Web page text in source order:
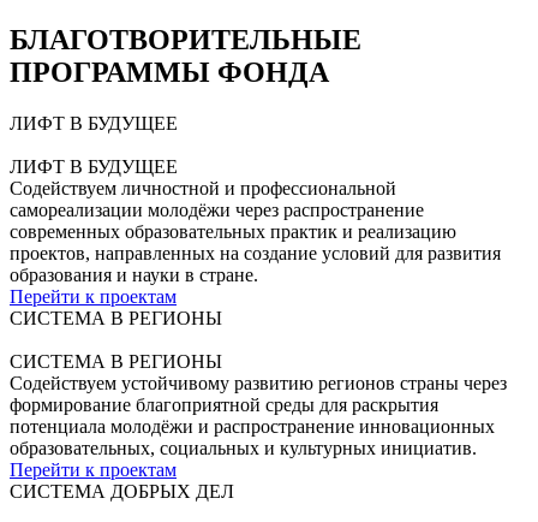
БЛАГОТВОРИТЕЛЬНЫЕ
ПРОГРАММЫ ФОНДА
ЛИФТ В БУДУЩЕЕ
ЛИФТ В БУДУЩЕЕ
Содействуем личностной и профессиональной
самореализации молодёжи через распространение
современных образовательных практик и реализацию
проектов, направленных на создание условий для развития
образования и науки в стране.
Перейти к проектам
СИСТЕМА В РЕГИОНЫ
СИСТЕМА В РЕГИОНЫ
Содействуем устойчивому развитию регионов страны через
формирование благоприятной среды для раскрытия
потенциала молодёжи и распространение инновационных
образовательных, социальных и культурных инициатив.
Перейти к проектам
СИСТЕМА ДОБРЫХ ДЕЛ